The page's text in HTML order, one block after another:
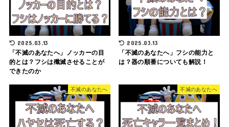
2025.03.13
「不滅のあなたへ」ノッカーの目
的とは？フシは殲滅させることが
できたのか
2025.03.13
「不滅のあなたへ」フシの能力と
は？器の順番についても解説！
不滅のあなたへ 不滅のあなたへ